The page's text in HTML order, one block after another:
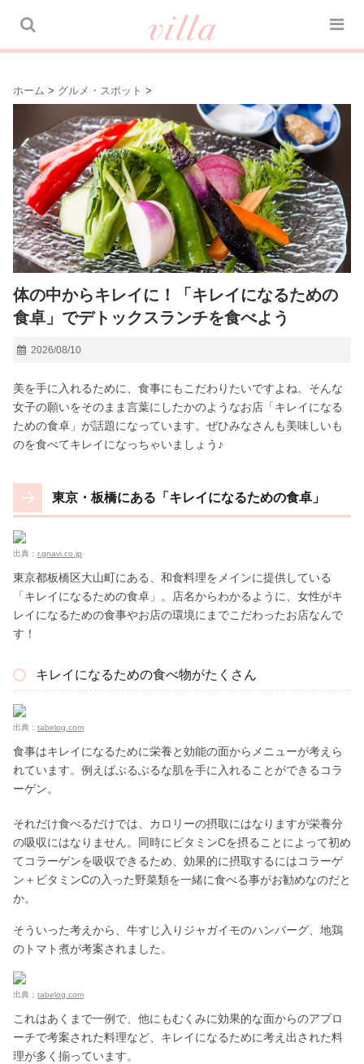
ホーム > グルメ・スポット >
体の中からキレイに！「キレイになるための
食卓」でデトックスランチを食べよう
2026/08/10
美を手に入れるために、食事にもこだわりたいですよね。そんな
女子の願いをそのまま言葉にしたかのようなお店「キレイになる
ための食卓」が話題になっています。ぜひみなさんも美味しいも
のを食べてキレイになっちゃいましょう♪
東京・板橋にある「キレイになるための食卓」
出典： r.gnavi.co.jp
東京都板橋区大山町にある、和食料理をメインに提供している
「キレイになるための食卓」。店名からわかるように、女性がキ
レイになるための食事やお店の環境にまでこだわったお店なんで
す！
キレイになるための食べ物がたくさん
出典： tabelog.com
食事はキレイになるために栄養と効能の面からメニューが考えら
れています。例えばぶるぶるな肌を手に入れることができるコラ
ーゲン。
それだけ食べるだけでは、カロリーの摂取にはなりますが栄養分
の吸収にはなりません。同時にビタミンCを摂ることによって初め
てコラーゲンを吸収できるため、効果的に摂取するにはコラーゲ
ン＋ビタミンCの入った野菜類を一緒に食べる事がお勧めなのだと
か。
そういった考えから、牛すじ入りジャガイモのハンバーグ、地鶏
のトマト煮が考案されました。
出典： tabelog.com
これはあくまで一例で、他にもむくみに効果的な面からのアプロ
ーチで考案された料理など、キレイになるために考え出された料
理が多く揃っています。